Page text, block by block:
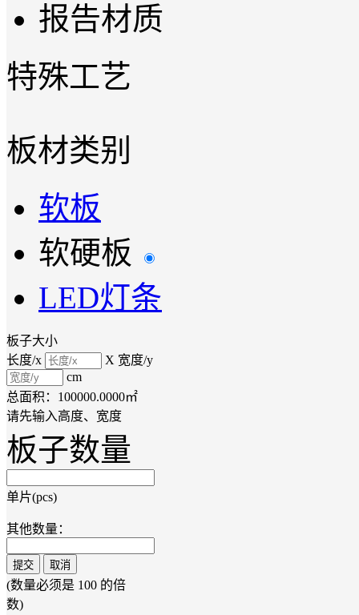
报告材质
特殊工艺
板材类别
软板
软硬板
LED灯条
板子大小
长度/x
X 宽度/y
cm
总面积： 100000.0000㎡
请先输入高度、宽度
板子数量
单片(pcs)
其他数量：
(数量必须是 100 的倍
数)